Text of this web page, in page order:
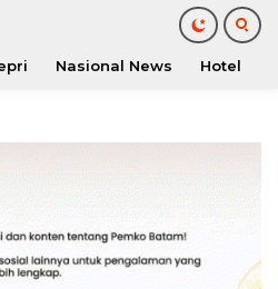
Nasional News Hotel